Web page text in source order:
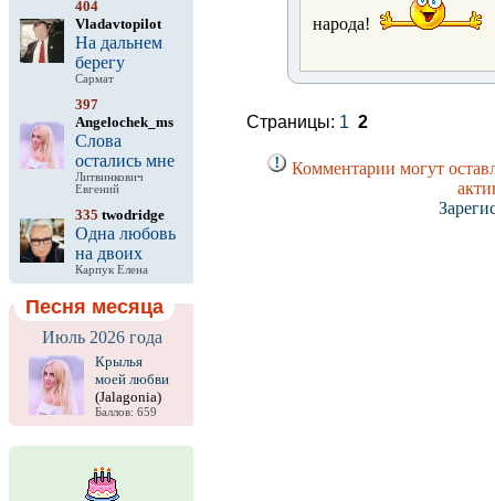
404
Vladavtopilot
На дальнем
берегу
Сармат
397
Angelochek_ms
Слова
остались мне
Литвинкович
Евгений
335 twodridge
Одна любовь
на двоих
Карпук Елена
Песня месяца
Июль 2026 года
Крылья
моей любви
(Jalagonia)
Баллов: 659
народа!
Страницы: 1 2
Комментарии могут